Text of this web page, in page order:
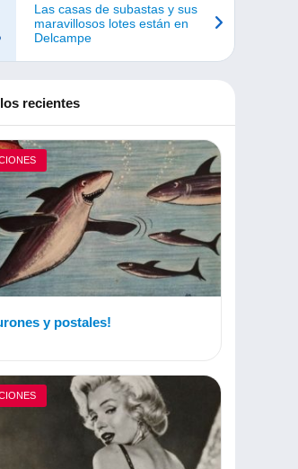
Las casas de subastas y sus
maravillosos lotes están en
Delcampe
recientes
y postales!